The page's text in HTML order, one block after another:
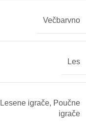
Večbarvno
Les
Lesene igrače, Poučne
igrače